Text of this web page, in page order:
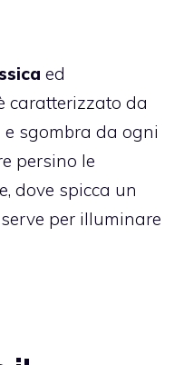
ed
caratterizzato da
sgombra da ogni
persino le
dove spicca un
per illuminare